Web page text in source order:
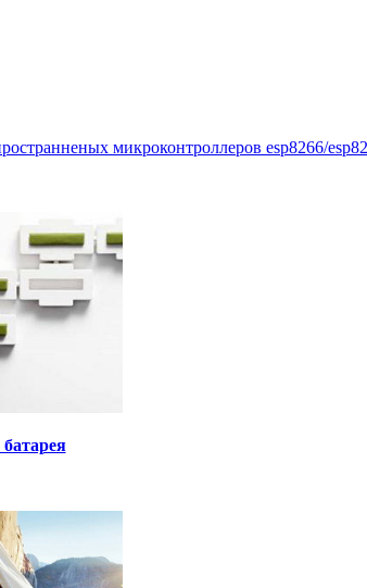
микроконтроллеров esp8266/